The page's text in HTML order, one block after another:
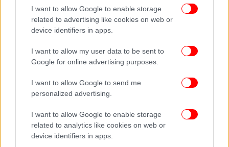
I want to allow Google to enable storage
related to advertising like cookies on web or
device identifiers in apps.
I want to allow my user data to be sent to
Google for online advertising purposes.
I want to allow Google to send me
personalized advertising.
I want to allow Google to enable storage
related to analytics like cookies on web or
device identifiers in apps.